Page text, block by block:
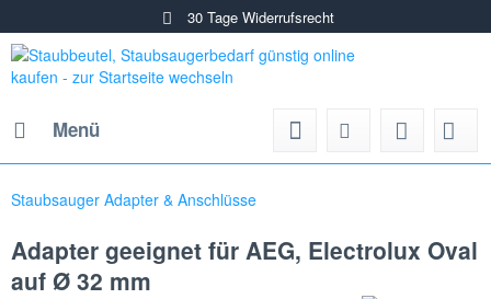
30 Tage Widerrufsrecht
Menü
Staubsauger Adapter & Anschlüsse
Adapter geeignet für AEG, Electrolux Oval
auf Ø 32 mm